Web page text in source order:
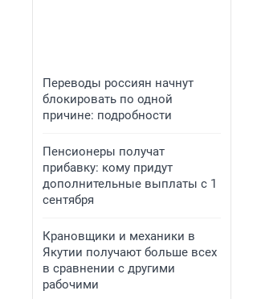
Переводы россиян начнут
блокировать по одной
причине: подробности
Пенсионеры получат
прибавку: кому придут
дополнительные выплаты с 1
сентября
Крановщики и механики в
Якутии получают больше всех
в сравнении с другими
рабочими